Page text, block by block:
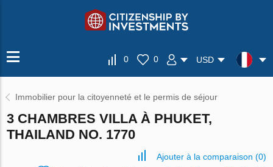
0 0 USD
Immobilier pour la citoyenneté et le permis de séjour
3 CHAMBRES VILLA À PHUKET,
THAILAND NO. 1770
Ajouter à la comparaison (0)